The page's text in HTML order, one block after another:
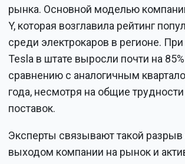
рынка. Основной моделью
Y, которая возглавила рейтинг
среди электрокаров в регионе.
Tesla в штате выросли почти на
сравнению с аналогичным
года, несмотря на общие
поставок.
Эксперты связывают такой
выходом компании на рынок и